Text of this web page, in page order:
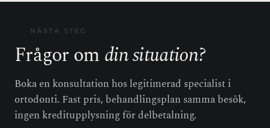
NÄSTA STEG
Frågor omdin situation?
Boka en konsultation hos legitimerad specialist i
ortodonti. Fast pris, behandlingsplan samma besök,
ingen kreditupplysning för delbetalning.